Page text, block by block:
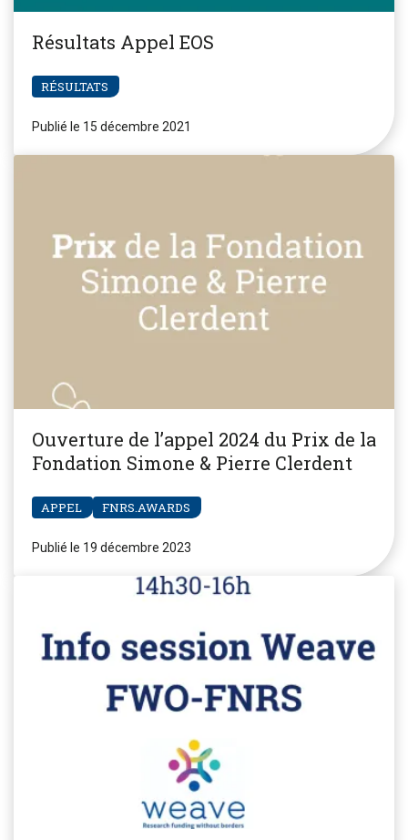
Résultats Appel EOS
RÉSULTATS
Publié le 15 décembre 2021
Ouverture de l’appel 2024 du Prix de la
Fondation Simone & Pierre Clerdent
APPEL FNRS.AWARDS
Publié le 19 décembre 2023